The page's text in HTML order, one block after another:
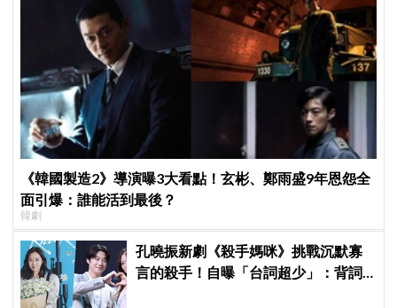
《韓國製造2》導演曝3大看點！玄彬、鄭雨盛9年恩怨全
面引爆：誰能活到最後？
韓劇
孔曉振新劇《殺手媽咪》挑戰沉默寡
言的殺手！自曝「台詞超少」：背詞